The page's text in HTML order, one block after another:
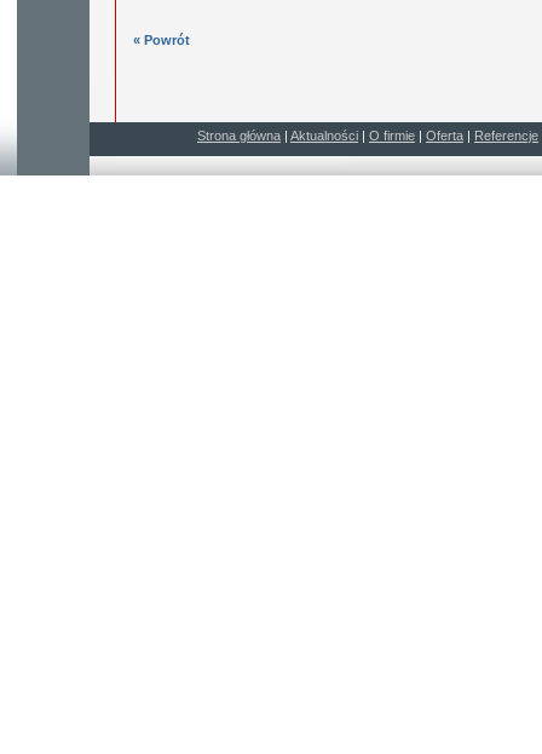
« Powrót
Strona główna | Aktualności | O firmie | Oferta | Referencje